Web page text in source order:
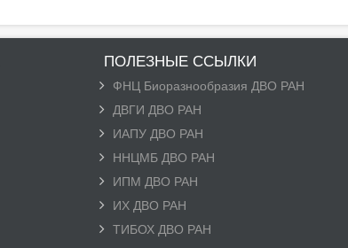
ПОЛЕЗНЫЕ ССЫЛКИ
ФНЦ Биоразнообразия ДВО РАН
ДВГИ ДВО РАН
ИАПУ ДВО РАН
ННЦМБ ДВО РАН
ИПМ ДВО РАН
ИХ ДВО РАН
ТИБОХ ДВО РАН